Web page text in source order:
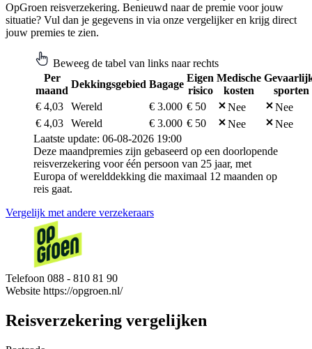
OpGroen reisverzekering. Benieuwd naar de premie voor jouw
situatie? Vul dan je gegevens in via onze vergelijker en krijg direct
jouw premies te zien.
Beweeg de tabel van links naar rechts
Per
maand
Dekkingsgebied Bagage
Eigen
risico
Medische
kosten
sporten
€ 4,03
Wereld € 3.000 € 50 Nee
Nee
€ 4,03
Wereld € 3.000 € 50 Nee
Nee
Laatste update: 06-08-2026 19:00
Deze maandpremies zijn gebaseerd op een doorlopende
reisverzekering voor één persoon van 25 jaar, met
Europa of werelddekking die maximaal 12 maanden op
reis gaat.
Vergelijk met andere verzekeraars
Telefoon 088 - 810 81 90
Website https://opgroen.nl/
Reisverzekering vergelijken